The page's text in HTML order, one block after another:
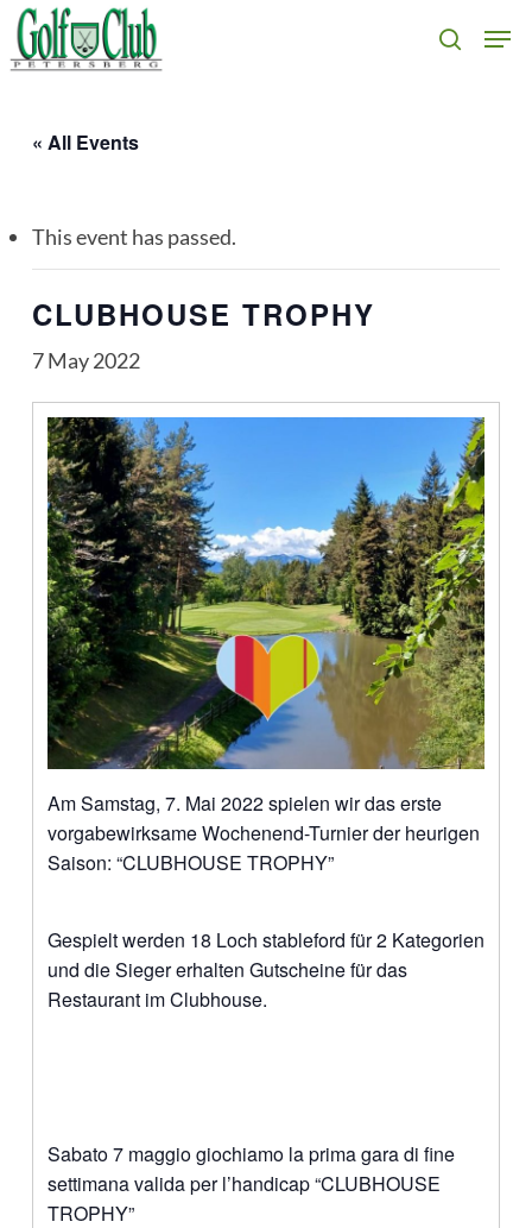
Skip
to
search
« All Events
This event has passed.
CLUBHOUSE TROPHY
7 May 2022
Am Samstag, 7. Mai 2022 spielen wir das erste
vorgabewirksame Wochenend-Turnier der heurigen
Saison: “CLUBHOUSE TROPHY”
Gespielt werden 18 Loch stableford für 2 Kategorien
und die Sieger erhalten Gutscheine für das
Restaurant im Clubhouse.
Sabato 7 maggio giochiamo la prima gara di fine
settimana valida per l’handicap “CLUBHOUSE
TROPHY”